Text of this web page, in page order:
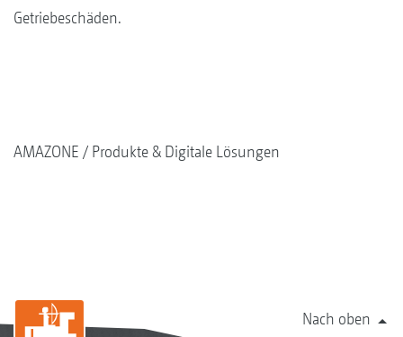
Getriebeschäden.
AMAZONE Produkte & Digitale Lösungen
Nach oben